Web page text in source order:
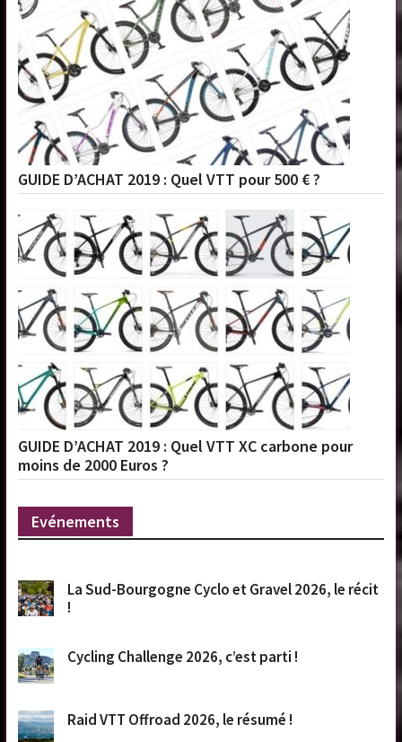
GUIDE D’ACHAT 2019 : Quel VTT pour 500 € ?
GUIDE D’ACHAT 2019 : Quel VTT XC carbone pour
moins de 2000 Euros ?
Evénements
La Sud-Bourgogne Cyclo et Gravel 2026, le récit
!
Cycling Challenge 2026, c’est parti !
Raid VTT Offroad 2026, le résumé !